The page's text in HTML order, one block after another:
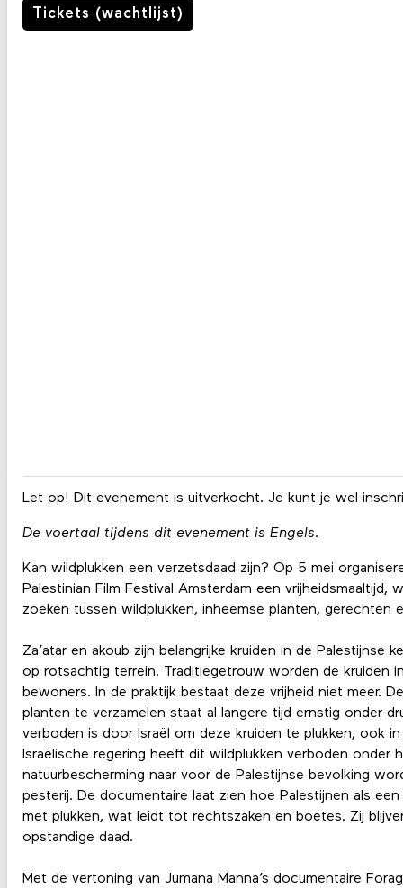
Let op! Dit evenement is uitverkocht. Je kunt je wel
De voertaal tijdens dit evenement is Engels.
Kan wildplukken een verzetsdaad zijn? Op 5 mei
Palestinian Film Festival Amsterdam een vrijheidsmaaltijd,
zoeken tussen wildplukken, inheemse planten, gerechten
Za’atar en akoub zijn belangrijke kruiden in de Palestijnse
op rotsachtig terrein. Traditiegetrouw worden de kruiden
bewoners. In de praktijk bestaat deze vrijheid niet meer.
planten te verzamelen staat al langere tijd ernstig onder
verboden is door Israël om deze kruiden te plukken, ook
Israëlische regering heeft dit wildplukken verboden onder
natuurbescherming naar voor de Palestijnse bevolking
pesterij. De documentaire laat zien hoe Palestijnen als
met plukken, wat leidt tot rechtszaken en boetes. Zij
opstandige daad.
Met de vertoning van Jumana Manna’s documentaire
Tickets (wachtlijst)